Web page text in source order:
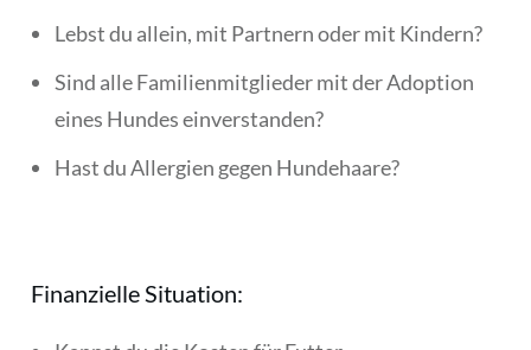
Lebst du allein, mit Partnern oder mit Kindern?
Sind alle Familienmitglieder mit der Adoption
eines Hundes einverstanden?
Hast du Allergien gegen Hundehaare?
Finanzielle Situation: